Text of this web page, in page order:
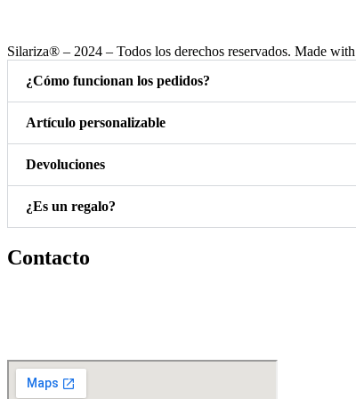
Silariza® – 2024 – Todos los derechos reservados. Made with
¿Cómo funcionan los pedidos?
Artículo personalizable
Devoluciones
¿Es un regalo?
Contacto